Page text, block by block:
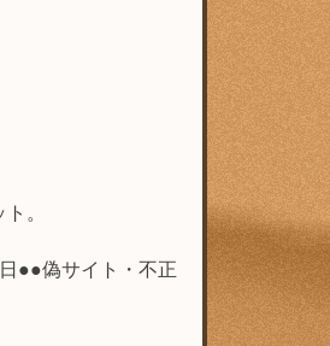
。
●●偽サイト・不正